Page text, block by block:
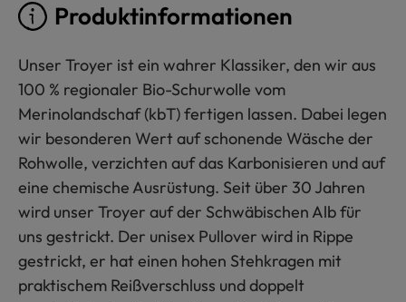
Produktinformationen
Unser Troyer ist ein wahrer Klassiker, den wir aus
100 % regionaler Bio-Schurwolle vom
Merinolandschaf (kbT) fertigen lassen. Dabei legen
wir besonderen Wert auf schonende Wäsche der
Rohwolle, verzichten auf das Karbonisieren und auf
eine chemische Ausrüstung. Seit über 30 Jahren
wird unser Troyer auf der Schwäbischen Alb für
uns gestrickt. Der unisex Pullover wird in Rippe
gestrickt, er hat einen hohen Stehkragen mit
praktischem Reißverschluss und doppelt